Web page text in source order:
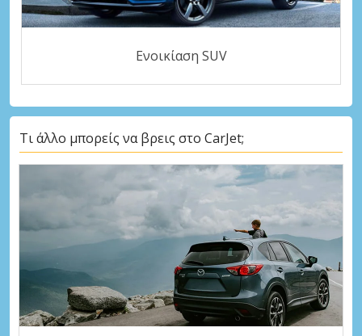
Ενοικίαση SUV
Τι άλλο μπορείς να βρεις στο CarJet;